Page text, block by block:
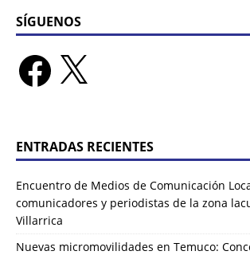
SÍGUENOS
ENTRADAS RECIENTES
Encuentro de Medios de Comunicación
comunicadores y periodistas de la zona
Villarrica
Nuevas micromovilidades en Temuco: